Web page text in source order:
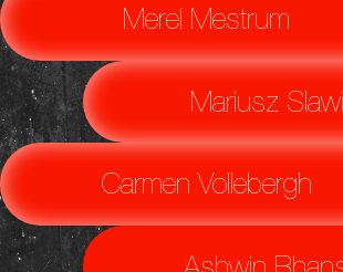
Merel Mestrum
Mariusz
Carmen Vollebergh